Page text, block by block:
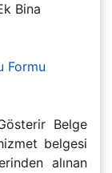
Bina
Formu
Belge
belgesi
alınan